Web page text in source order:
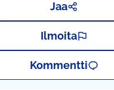
Jaa
Ilmoita
Kommentti